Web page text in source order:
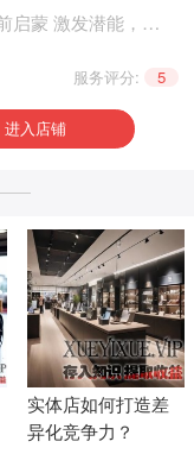
服务评分: 5
进入店铺
实体店如何打造差
异化竞争力？